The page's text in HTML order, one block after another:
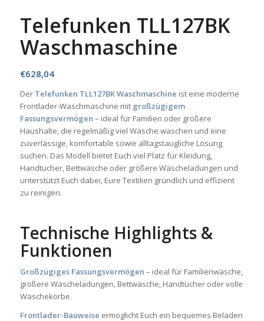
Telefunken TLL127BK
Waschmaschine
€628,04
Der Telefunken TLL127BK Waschmaschine ist eine moderne
Frontlader-Waschmaschine mit großzügigem
Fassungsvermögen – ideal für Familien oder größere
Haushalte, die regelmäßig viel Wäsche waschen und eine
zuverlässige, komfortable sowie alltagstaugliche Lösung
suchen. Das Modell bietet Euch viel Platz für Kleidung,
Handtücher, Bettwäsche oder größere Wäscheladungen und
unterstützt Euch dabei, Eure Textilien gründlich und effizient
zu reinigen.
Technische Highlights &
Funktionen
Großzügiges Fassungsvermögen – ideal für Familienwäsche,
größere Wäscheladungen, Bettwäsche, Handtücher oder volle
Wäschekörbe.
Frontlader-Bauweise ermöglicht Euch ein bequemes Beladen